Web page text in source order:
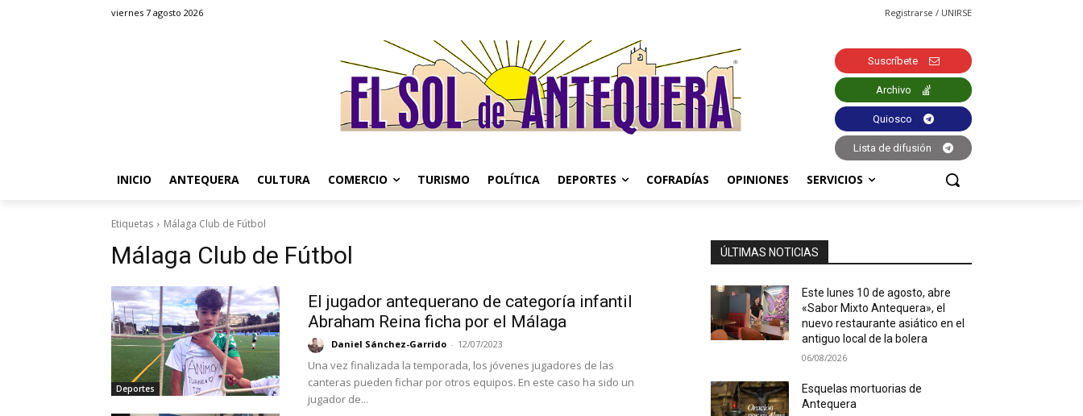
viernes 7 agosto 2026 Registrarse / UNIRSE
Suscríbete
Archivo
Quiosco
Lista de difusión
INICIO ANTEQUERA CULTURA COMERCIO TURISMO POLÍTICA DEPORTES COFRADÍAS OPINIONES SERVICIOS
Etiquetas Málaga Club de Fútbol
Málaga Club de Fútbol
Deportes
El jugador antequerano de categoría infantil
Abraham Reina ficha por el Málaga
Daniel Sánchez-Garrido - 12/07/2023
Una vez finalizada la temporada, los jóvenes jugadores de las
canteras pueden fichar por otros equipos. En este caso ha sido un
jugador de...
ÚLTIMAS NOTICIAS
Este lunes 10 de agosto, abre
«Sabor Mixto Antequera», el
nuevo restaurante asiático en el
antiguo local de la bolera
06/08/2026
Esquelas mortuorias de
Antequera